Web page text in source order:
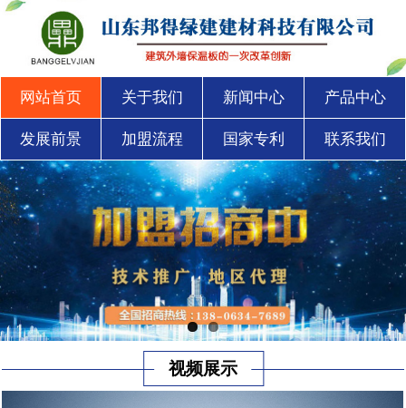
网站首页 关于我们 新闻中心 产品中心
发展前景 加盟流程 国家专利 联系我们
视频展示